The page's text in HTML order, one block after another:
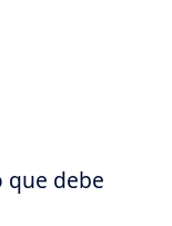
que debe